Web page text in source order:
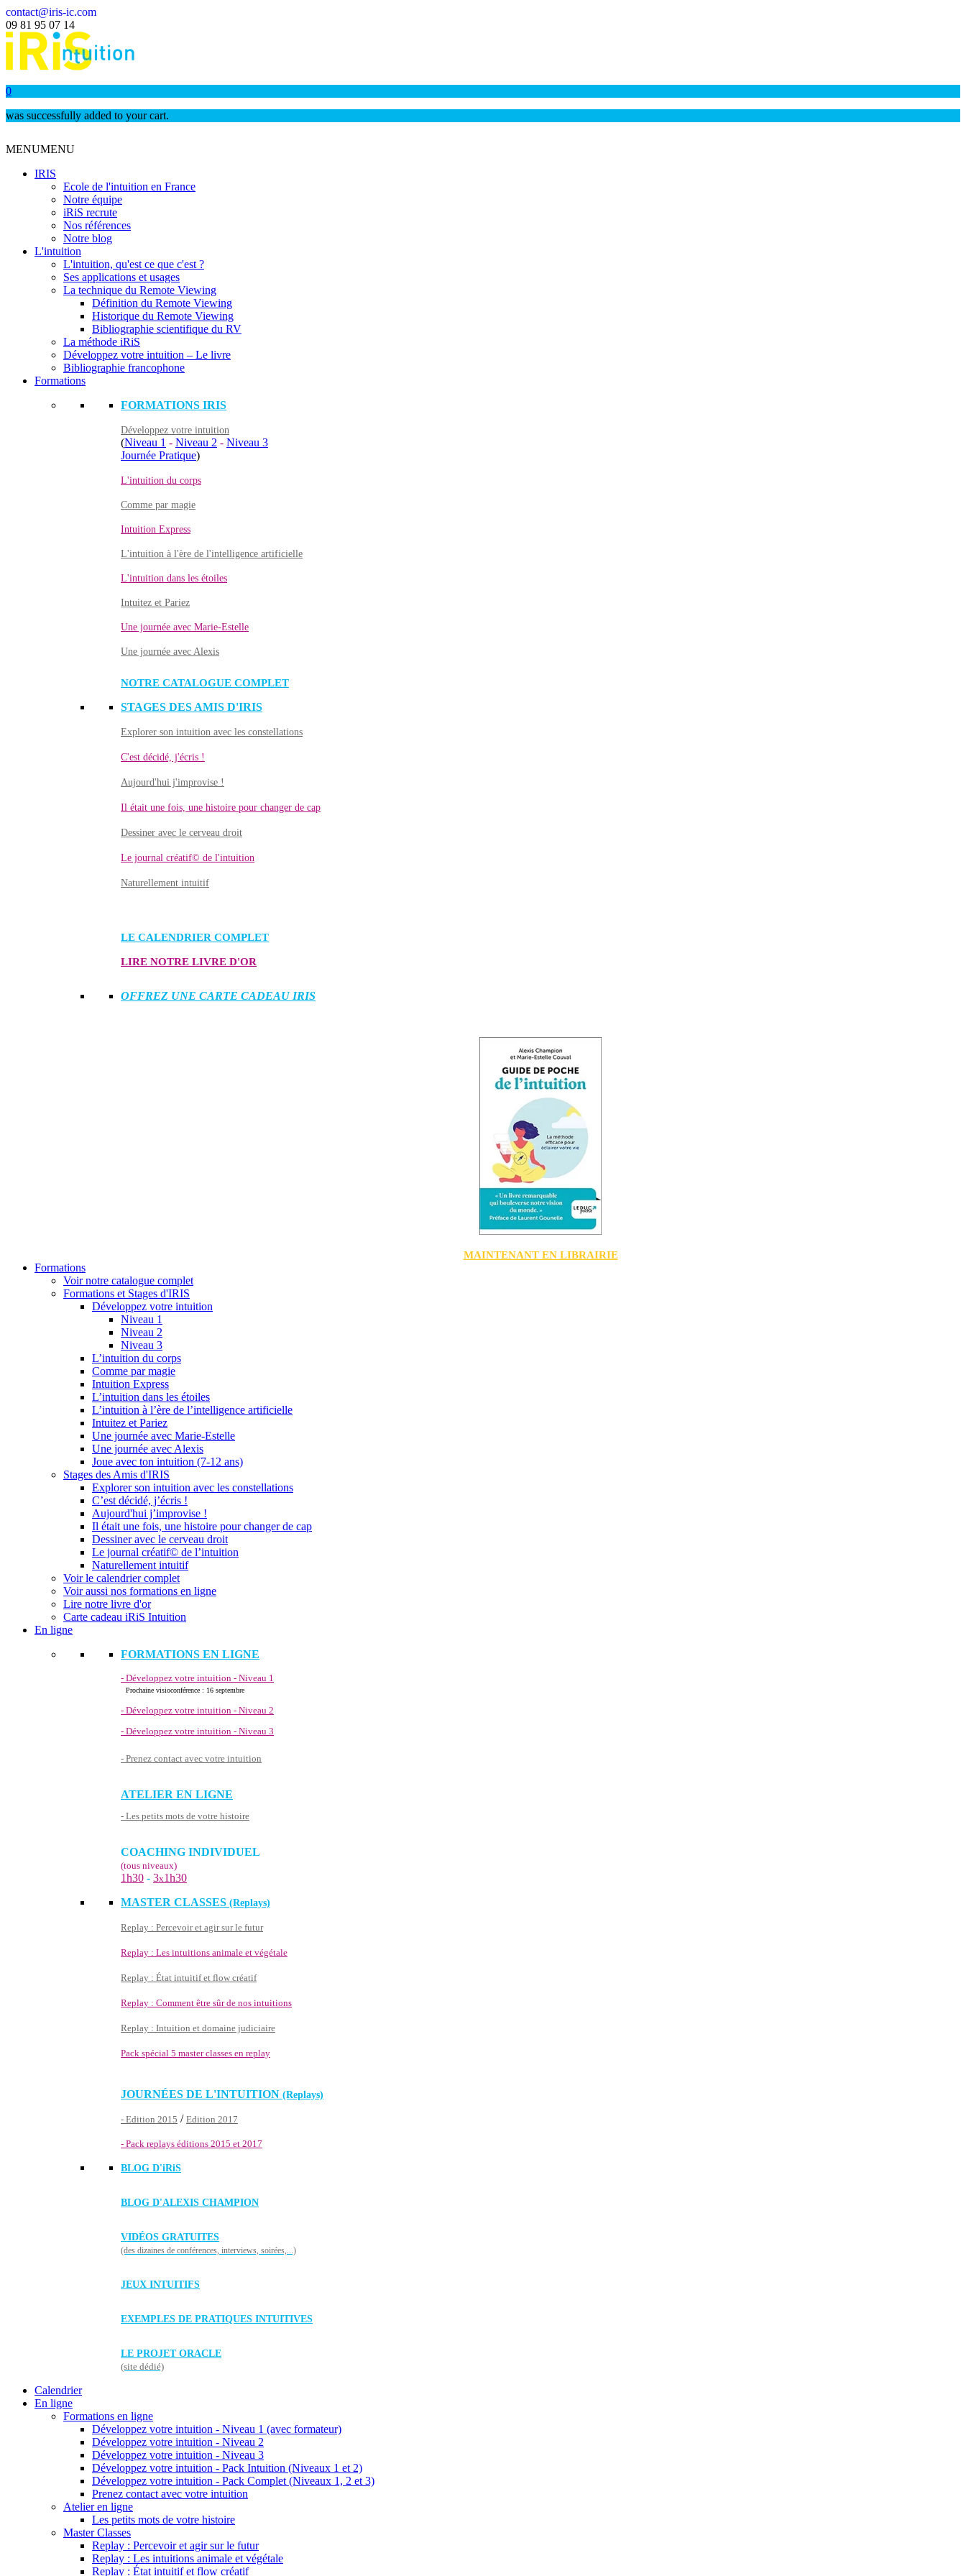
contact@iris-ic.com
09 81 95 07 14
0
was successfully added to your cart.
MENUMENU
IRIS
Ecole de l'intuition en France
Notre équipe
iRiS recrute
Nos références
Notre blog
L'intuition
L'intuition, qu'est ce que c'est ?
Ses applications et usages
La technique du Remote Viewing
Définition du Remote Viewing
Historique du Remote Viewing
Bibliographie scientifique du RV
La méthode iRiS
Développez votre intuition – Le livre
Bibliographie francophone
Formations
FORMATIONS IRIS
Développez votre intuition
(Niveau 1 - Niveau 2 - Niveau 3
Journée Pratique)
L'intuition du corps
Comme par magie
Intuition Express
L'intuition à l'ère de l'intelligence artificielle
L'intuition dans les étoiles
Intuitez et Pariez
Une journée avec Marie-Estelle
Une journée avec Alexis
NOTRE CATALOGUE COMPLET
STAGES DES AMIS D'IRIS
Explorer son intuition avec les constellations
C'est décidé, j'écris !
Aujourd'hui j'improvise !
Il était une fois, une histoire pour changer de cap
Dessiner avec le cerveau droit
Le journal créatif© de l'intuition
Naturellement intuitif
LE CALENDRIER COMPLET
LIRE NOTRE LIVRE D'OR
OFFREZ UNE CARTE CADEAU IRIS
MAINTENANT EN LIBRAIRIE
Formations
Voir notre catalogue complet
Formations et Stages d'IRIS
Développez votre intuition
Niveau 1
Niveau 2
Niveau 3
L’intuition du corps
Comme par magie
Intuition Express
L’intuition dans les étoiles
L’intuition à l’ère de l’intelligence artificielle
Intuitez et Pariez
Une journée avec Marie-Estelle
Une journée avec Alexis
Joue avec ton intuition (7-12 ans)
Stages des Amis d'IRIS
Explorer son intuition avec les constellations
C’est décidé, j’écris !
Aujourd'hui j’improvise !
Il était une fois, une histoire pour changer de cap
Dessiner avec le cerveau droit
Le journal créatif© de l’intuition
Naturellement intuitif
Voir le calendrier complet
Voir aussi nos formations en ligne
Lire notre livre d'or
Carte cadeau iRiS Intuition
En ligne
FORMATIONS EN LIGNE
- Développez votre intuition - Niveau 1
Prochaine visioconférence : 16 septembre
- Développez votre intuition - Niveau 2
- Développez votre intuition - Niveau 3
- Prenez contact avec votre intuition
ATELIER EN LIGNE
- Les petits mots de votre histoire
COACHING INDIVIDUEL
(tous niveaux)
1h30 - 3x1h30
MASTER CLASSES (Replays)
Replay : Percevoir et agir sur le futur
Replay : Les intuitions animale et végétale
Replay : État intuitif et flow créatif
Replay : Comment être sûr de nos intuitions
Replay : Intuition et domaine judiciaire
Pack spécial 5 master classes en replay
JOURNÉES DE L'INTUITION (Replays)
- Edition 2015 / Edition 2017
- Pack replays éditions 2015 et 2017
BLOG D'iRiS
BLOG D'ALEXIS CHAMPION
VIDÉOS GRATUITES
(des dizaines de conférences, interviews, soirées,...)
JEUX INTUITIFS
EXEMPLES DE PRATIQUES INTUITIVES
LE PROJET ORACLE
(site dédié)
Calendrier
En ligne
Formations en ligne
Développez votre intuition - Niveau 1 (avec formateur)
Développez votre intuition - Niveau 2
Développez votre intuition - Niveau 3
Développez votre intuition - Pack Intuition (Niveaux 1 et 2)
Développez votre intuition - Pack Complet (Niveaux 1, 2 et 3)
Prenez contact avec votre intuition
Atelier en ligne
Les petits mots de votre histoire
Master Classes
Replay : Percevoir et agir sur le futur
Replay : Les intuitions animale et végétale
Replay : État intuitif et flow créatif